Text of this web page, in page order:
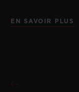
EN SAVOIR PLUS